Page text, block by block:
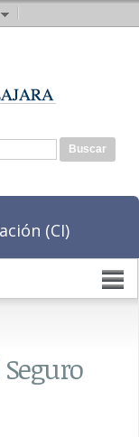
(CI)